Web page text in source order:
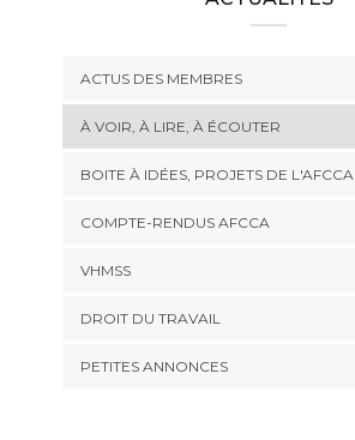
ACTUS DES MEMBRES
À VOIR, À LIRE, À ÉCOUTER
BOITE À IDÉES, PROJETS DE L'AFCCA
COMPTE-RENDUS AFCCA
VHMSS
DROIT DU TRAVAIL
PETITES ANNONCES